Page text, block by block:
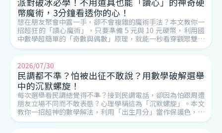
幣魔術，3分鐘看透你的心！
想在朋友聚會中露一手，卻不會複雜的魔術手法？本文教你一
招超狂的「讀心魔術」，只要準備 5 元與 10 元硬幣，利用國
中數學超簡單的「奇數與偶數」原理，就能一秒看穿觀眾雙手
藏了什麼！免練習、免道具，看完立刻變身魔術大師！名師告訴你
民調都不準？怕被出征不敢說？用數學破解選舉
中的沉默螺旋！
每次選舉看民調總覺得不準？接到民調電話，卻因為怕跟周遭
朋友立場不同而不敢表態？心理學稱這為「沉默螺旋」。本文
教你一招超神的數學解法，利用「出生月分」當作保護色，用
國中聯立方程式精準算出真實支持率，讓選民敢放心說真話！
2026/07/30
名師告訴你